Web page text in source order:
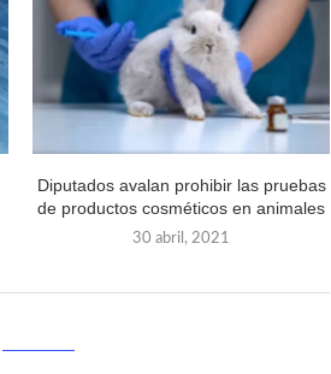
Diputados avalan prohibir las pruebas
de productos cosméticos en animales
30 abril, 2021